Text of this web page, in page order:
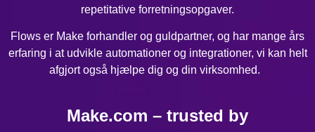
repetitative forretningsopgaver.
Flows er Make forhandler og guldpartner, og har mange års
erfaring i at udvikle automationer og integrationer, vi kan helt
afgjort også hjælpe dig og din virksomhed.
Make.com – trusted by